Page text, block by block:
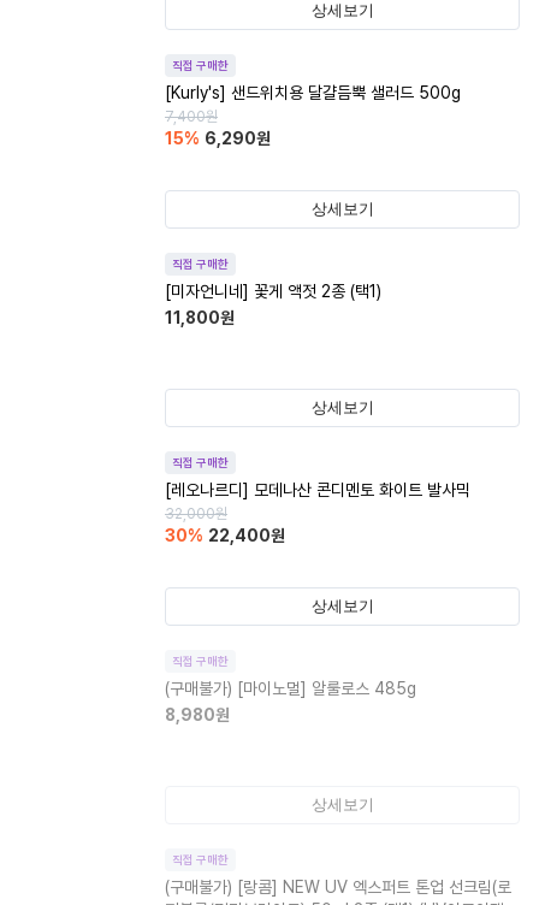
상세보기
직접 구매한
[Kurly's] 샌드위치용 달걀듬뿍 샐러드 500g
7,400원
15% 6,290원
상세보기
직접 구매한
[미자언니네] 꽃게 액젓 2종 (택1)
11,800원
상세보기
직접 구매한
[레오나르디] 모데나산 콘디멘토 화이트 발사믹
32,000원
30% 22,400원
상세보기
직접 구매한
(구매불가) [마이노멀] 알룰로스 485g
8,980원
상세보기
직접 구매한
(구매불가) [랑콤] NEW UV 엑스퍼트 톤업 선크림(로